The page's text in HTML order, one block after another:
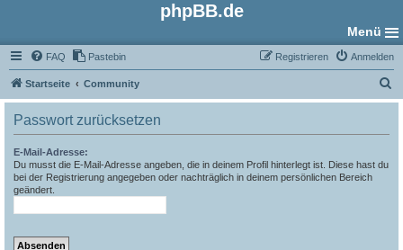
phpBB.de
Menü
FAQ Pastebin Anmelden
Registrieren
Startseite Community
u
Passwort zurücksetzen
E-Mail-Adresse:
Du musst die E-Mail-Adresse angeben, die in deinem Profil hinterlegt ist. Diese hast du
bei der Registrierung angegeben oder nachträglich in deinem persönlichen Bereich
geändert.